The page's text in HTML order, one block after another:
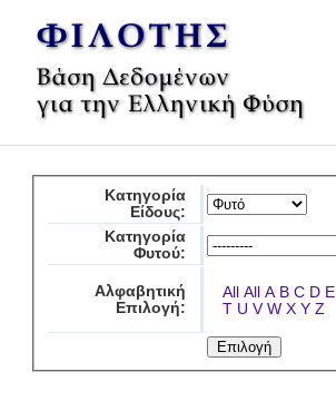
Κατηγορία
Είδους:
Κατηγορία
Φυτού:
Αλφαβητική
Επιλογή:
All All A B C D E
T U V W X Y Z